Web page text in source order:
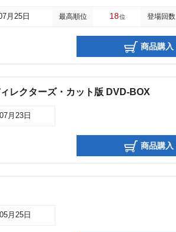
月25日 最高順位 18位 登場回数
商品購入
レクターズ・カット版 DVD-BOX
月23日
商品購入
月25日